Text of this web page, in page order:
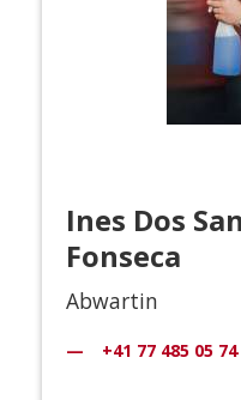
Ines Dos
Fonseca
Abwartin
+41 77 485 05 74